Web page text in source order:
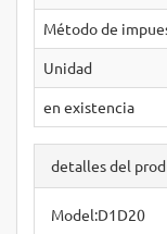
Método de
Unidad
en existencia
detalles del
Model:D1D20